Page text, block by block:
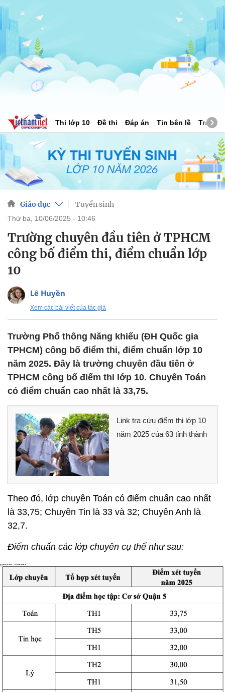
Thi lớp 10 Đề thi Đáp án Tin bên lề Tra
Giáo dục Tuyển sinh
thứ ba, 10/06/2025 - 10:46
Trường chuyên đầu tiên ở TPHCM
công bố điểm thi, điểm chuẩn lớp
10
Lê Huyền
Xem các bài viết của tác giả
Trường Phổ thông Năng khiếu (ĐH Quốc gia
TPHCM) công bố điểm thi, điểm chuẩn lớp 10
năm 2025. Đây là trường chuyên đầu tiên ở
TPHCM công bố điểm thi lớp 10. Chuyên Toán
có điểm chuẩn cao nhất là 33,75.
Link tra cứu điểm thi lớp 10
năm 2025 của 63 tỉnh thành
Theo đó, lớp chuyên Toán có điểm chuẩn cao nhất
là 33,75; Chuyên Tin là 33 và 32; Chuyên Anh là
32,7.
Điểm chuẩn các lớp chuyên cụ thể như sau: